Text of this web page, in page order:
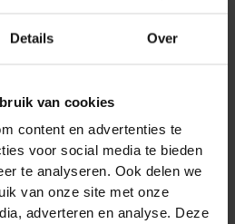
Details Over
van cookies
content en advertenties te
voor social media te bieden
te analyseren. Ook delen we
van onze site met onze
adverteren en analyse. Deze